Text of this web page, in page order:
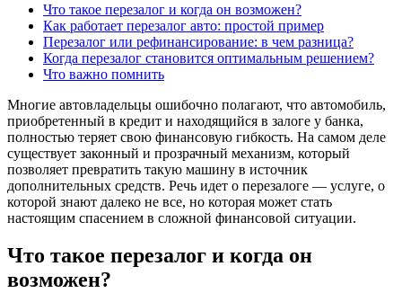
Что такое перезалог и когда он возможен?
Как работает перезалог авто: простой пример
Перезалог или рефинансирование: в чем разница?
Когда перезалог становится оптимальным решением?
Что важно помнить
Многие автовладельцы ошибочно полагают, что автомобиль,
приобретенный в кредит и находящийся в залоге у банка,
полностью теряет свою финансовую гибкость. На самом деле
существует законный и прозрачный механизм, который
позволяет превратить такую машину в источник
дополнительных средств. Речь идет о перезалоге — услуге, о
которой знают далеко не все, но которая может стать
настоящим спасением в сложной финансовой ситуации.
Что такое перезалог и когда он
возможен?